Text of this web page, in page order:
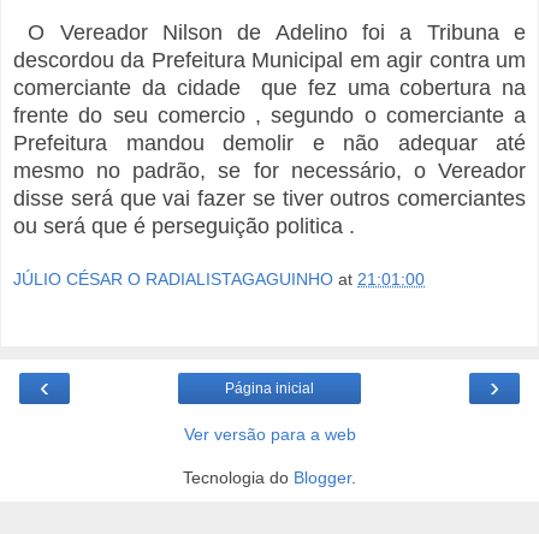
O Vereador Nilson de Adelino foi a Tribuna e
descordou da Prefeitura Municipal em agir contra um
comerciante da cidade que fez uma cobertura na
frente do seu comercio , segundo o comerciante a
Prefeitura mandou demolir e não adequar até
mesmo no padrão, se for necessário, o Vereador
disse será que vai fazer se tiver outros comerciantes
ou será que é perseguição politica .
JÚLIO CÉSAR O RADIALISTAGAGUINHO at 21:01:00
‹ ›
Página inicial
Ver versão para a web
Tecnologia do Blogger.